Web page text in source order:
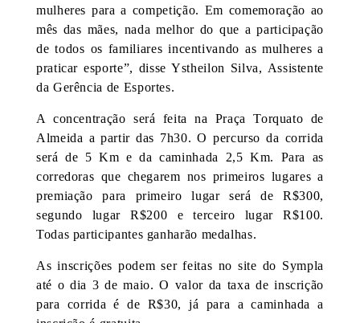
mulheres para a competição. Em comemoração ao
mês das mães, nada melhor do que a participação
de todos os familiares incentivando as mulheres a
praticar esporte”, disse Ystheilon Silva, Assistente
da Gerência de Esportes.
A concentração será feita na Praça Torquato de
Almeida a partir das 7h30. O percurso da corrida
será de 5 Km e da caminhada 2,5 Km. Para as
corredoras que chegarem nos primeiros lugares a
premiação para primeiro lugar será de R$300,
segundo lugar R$200 e terceiro lugar R$100.
Todas participantes ganharão medalhas.
As inscrições podem ser feitas no site do Sympla
até o dia 3 de maio.O valor da taxa de inscrição
para corrida é de R$30, já para a caminhada a